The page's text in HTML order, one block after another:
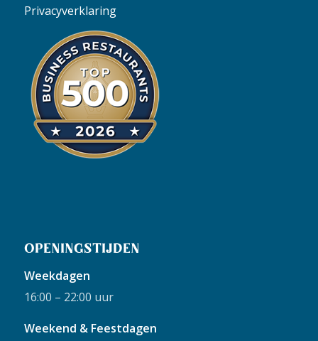
Privacyverklaring
OPENINGSTIJDEN
Weekdagen
16:00 – 22:00 uur
Weekend & Feestdagen